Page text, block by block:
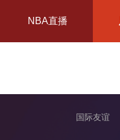
NBA直播
国际友谊